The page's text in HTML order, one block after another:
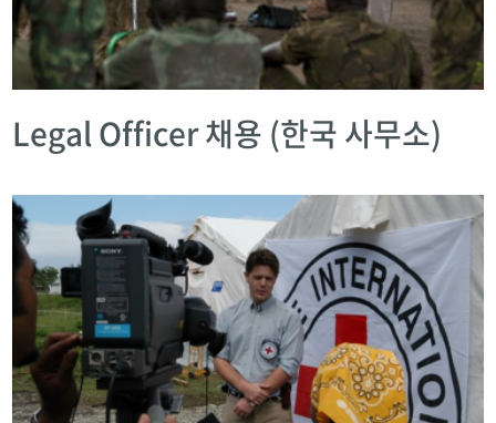
Legal Officer 채용 (한국 사무소)